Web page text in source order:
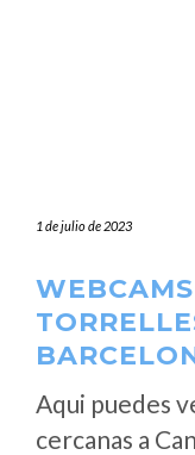
1 de julio de 2023
Aqui puedes
cercanas a